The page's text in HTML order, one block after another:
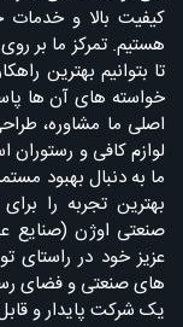
کیفیت بالا و خدمات
هستیم. تمرکز ما بر
تا بتوانیم بهترین
خواسته های آن ها
اصلی ما مشاوره،
لوازم کافی و رستوران
ما به دنبال بهبود
بهترین تجربه را
صنعتی اوژن (صنایع
عزیز خود در راستای
های صنعتی و فضای
یک شرکت پایدار و